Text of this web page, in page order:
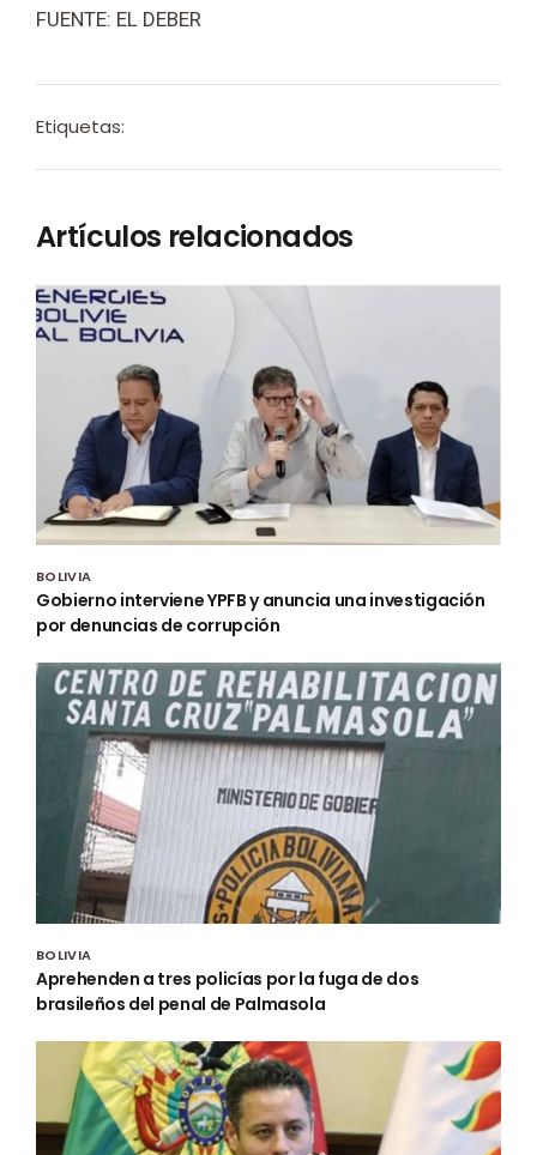
FUENTE: EL DEBER
Etiquetas:
Artículos relacionados
BOLIVIA
Gobierno interviene YPFB y anuncia una investigación
por denuncias de corrupción
BOLIVIA
Aprehenden a tres policías por la fuga de dos
brasileños del penal de Palmasola